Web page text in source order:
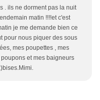
. ils ne dorment pas la nuit
matin !!!!et c'est
je me demande bien ce
pour nous piquer des sous
mes poupettes , mes
et mes baigneurs